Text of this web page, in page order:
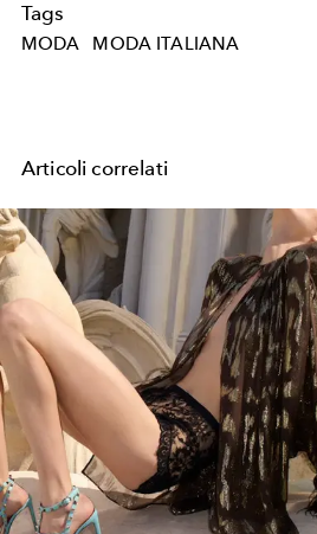
Tags
MODA MODA ITALIANA
Articoli correlati